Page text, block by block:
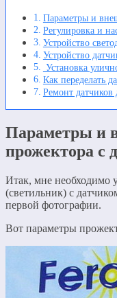
Параметры и
Регулировка и
Устройство
Устройство
Установка
Как переделать
Ремонт
Параметры и
прожектора с
Итак, мне необходимо
(светильник) с
первой фотографии.
Вот параметры